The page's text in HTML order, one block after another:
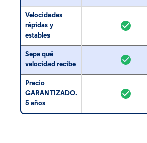
Velocidades
rápidas y
estables
Sepa qué
velocidad recibe
Precio
GARANTIZADO.
5 años